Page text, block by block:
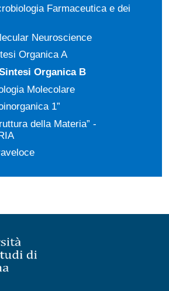
Farmaceutica e dei
Neuroscience
Organica A
Organica B
Molecolare
1”
della Materia” -